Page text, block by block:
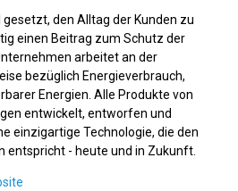
den Alltag der Kunden zu
einen Beitrag zum Schutz der
arbeitet an der
bezüglich Energieverbrauch,
Energien. Alle Produkte von
entwickelt, entworfen und
einzigartige Technologie, die den
entspricht - heute und in Zukunft.